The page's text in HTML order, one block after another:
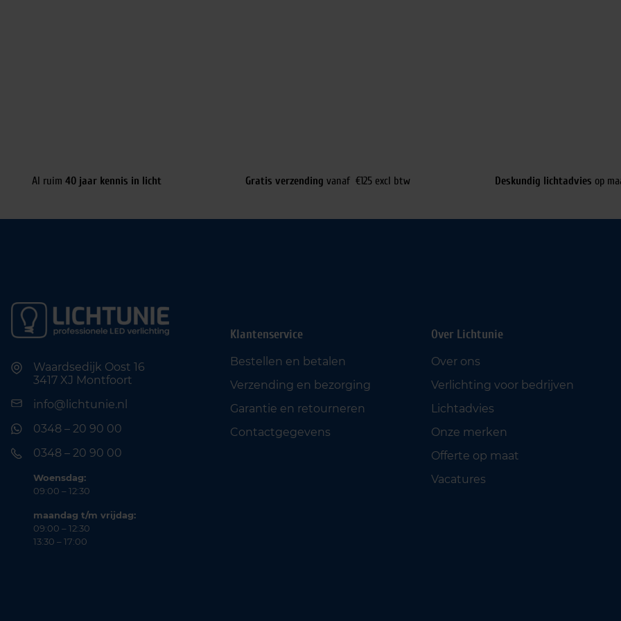
Al ruim 40 jaar kennis in licht Gratis verzending vanaf €125 excl btw Deskundig lichtadvies op
Waardsedijk Oost 16
3417 XJ Montfoort
info@lichtunie.nl
0348 – 20 90 00
0348 – 20 90 00
Woensdag:
09:00 – 12:30
maandag t/m vrijdag:
09:00 – 12:30
13:30 – 17:00
Klantenservice
Bestellen en betalen
Verzending en bezorging
Garantie en retourneren
Contactgegevens
Over Lichtunie
Over ons
Verlichting voor bedrijven
Lichtadvies
Onze merken
Offerte op maat
Vacatures